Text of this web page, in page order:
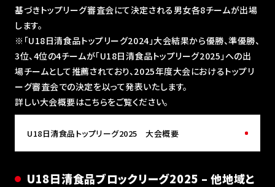
基づきトップリーグ審査会にて決定される男⼥各8チームが出場
します。
※「U18⽇清⾷品トップリーグ2024」⼤会結果から優勝、準優勝、
3位、4位の4チームが「U18⽇清⾷品トップリーグ2025」への出
場チームとして推薦されており、2025年度⼤会におけるトップリ
ーグ審査会での決定を以って発表いたします。
詳しい大会概要はこちらをご覧ください。
U18日清食品トップリーグ2025 大会概要
U18日清食品ブロックリーグ2025 – 他地域と